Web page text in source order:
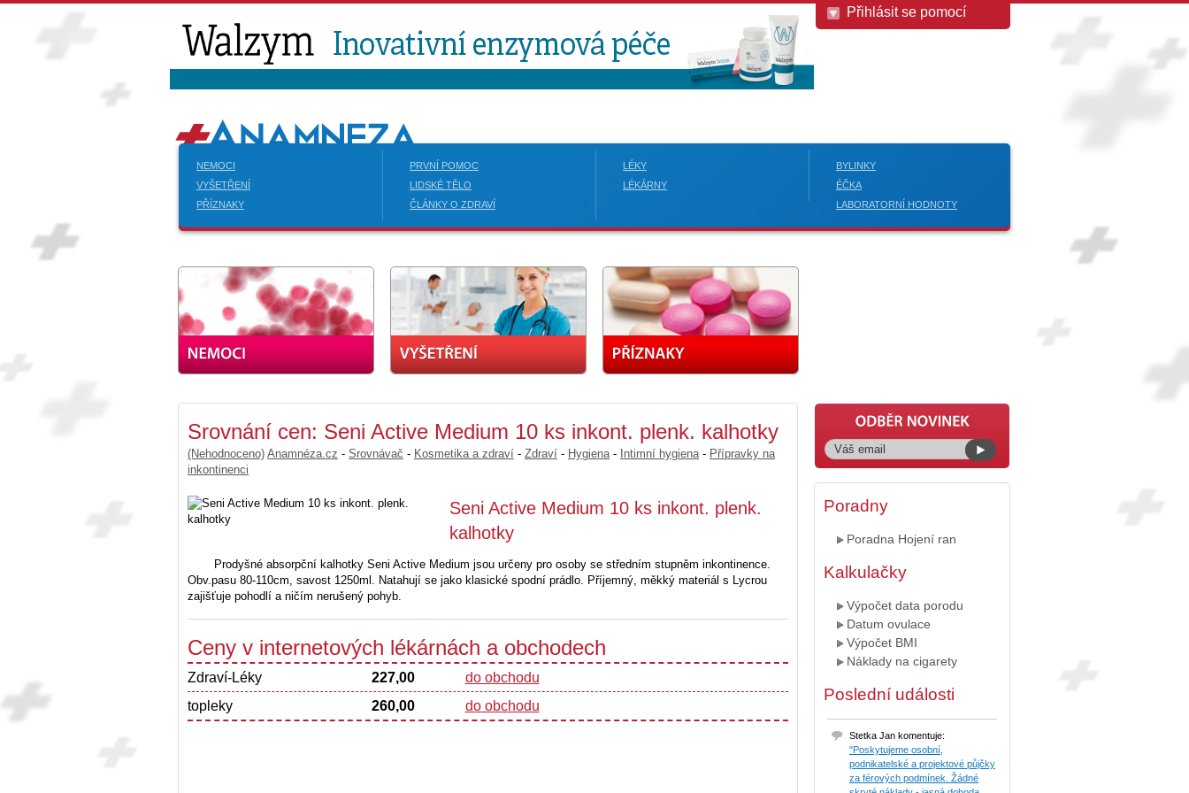
Přihlásit se pomocí
NEMOCI
VYŠETŘENÍ
PŘÍZNAKY
PRVNÍ POMOC
LIDSKÉ TĚLO
ČLÁNKY O ZDRAVÍ
LÉKY
LÉKÁRNY
BYLINKY
ÉČKA
LABORATORNÍ HODNOTY
Srovnání cen: Seni Active Medium 10 ks inkont. plenk. kalhotky
(Nehodnoceno) Anamnéza.cz - Srovnávač - Kosmetika a zdraví - Zdraví - Hygiena - Intimní hygiena - Přípravky na
inkontinenci
Seni Active Medium 10 ks inkont. plenk.
kalhotky
Prodyšné absorpční kalhotky Seni Active Medium jsou určeny pro osoby se středním stupněm inkontinence.
Obv.pasu 80-110cm, savost 1250ml. Natahují se jako klasické spodní prádlo. Příjemný, měkký materiál s Lycrou
zajišťuje pohodlí a ničím nerušený pohyb.
Ceny v internetových lékárnách a obchodech
Zdraví-Léky 227,00
do obchodu
topleky
260,00 do obchodu
Poradny
Poradna Hojení ran
Kalkulačky
Výpočet data porodu
Datum ovulace
Výpočet BMI
Náklady na cigarety
Poslední události
Stetka Jan komentuje:
"Poskytujeme osobní,
podnikatelské a projektové půjčky
za férových podmínek. Žádné